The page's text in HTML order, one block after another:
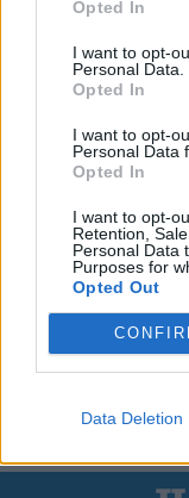
Opted In
I want to opt-
Personal Data.
Opted In
I want to opt-
Personal Data
Opted In
I want to opt-
Retention,
Personal Data
Purposes for
Opted Out
Data Deletion